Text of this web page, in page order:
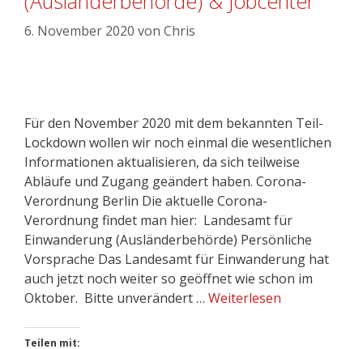
6. November 2020 von Chris
Für den November 2020 mit dem bekannten Teil-
Lockdown wollen wir noch einmal die wesentlichen
Informationen aktualisieren, da sich teilweise
Abläufe und Zugang geändert haben. Corona-
Verordnung Berlin Die aktuelle Corona-
Verordnung findet man hier: Landesamt für
Einwanderung (Ausländerbehörde) Persönliche
Vorsprache Das Landesamt für Einwanderung hat
auch jetzt noch weiter so geöffnet wie schon im
Oktober. Bitte unverändert … Weiterlesen
Teilen mit: